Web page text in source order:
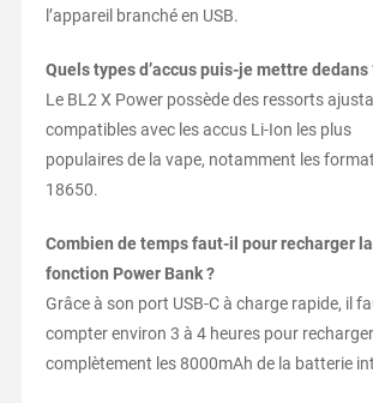
l’appareil branché en USB.
Quels types d’accus puis-je mettre dedans
Le BL2 X Power possède des ressorts
compatibles avec les accus Li-Ion les plus
populaires de la vape, notamment les
18650.
Combien de temps faut-il pour recharger la
fonction Power Bank ?
Grâce à son port USB-C à charge rapide, il
compter environ 3 à 4 heures pour recharger
complètement les 8000mAh de la batterie